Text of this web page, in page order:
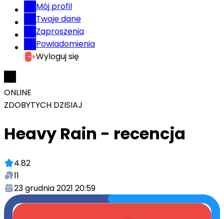
Mój profil
Twoje dane
Zaproszenia
Powiadomienia
Wyloguj się
ONLINE
ZDOBYTYCH DZISIAJ
Heavy Rain - recencja
4.82
11
23 grudnia 2021 20:59